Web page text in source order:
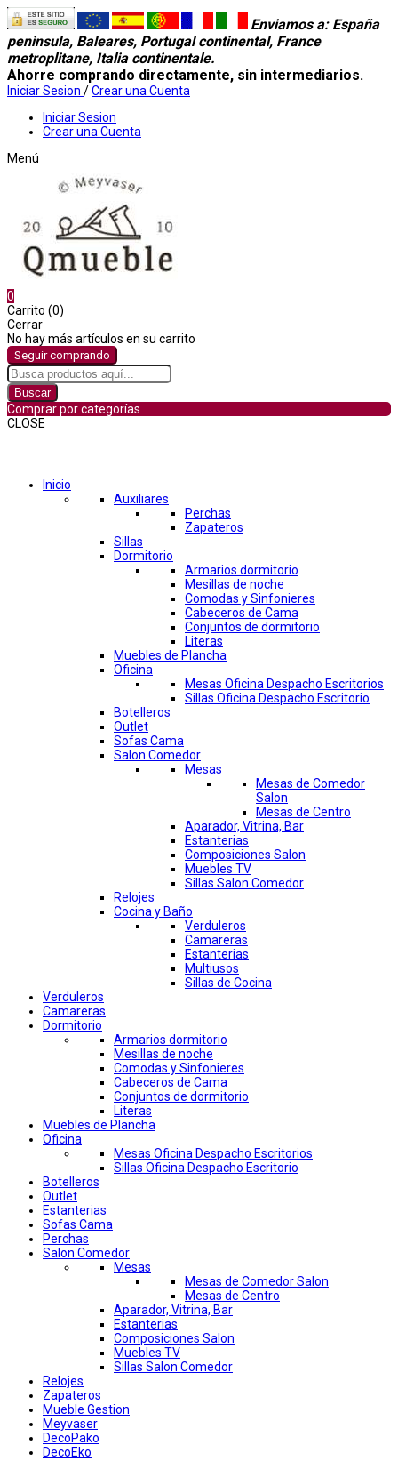
Enviamos a: España
peninsula, Baleares, Portugal continental, France
metroplitane, Italia continentale.
Ahorre comprando directamente, sin intermediarios.
Iniciar Sesion /Crear una Cuenta
Iniciar Sesion
Crear una Cuenta
Menú
0
Carrito (0)
Cerrar
No hay más artículos en su carrito
Seguir comprando
Buscar
Comprar por categorías
CLOSE
Inicio
Auxiliares
Perchas
Zapateros
Sillas
Dormitorio
Armarios dormitorio
Mesillas de noche
Comodas y Sinfonieres
Cabeceros de Cama
Conjuntos de dormitorio
Literas
Muebles de Plancha
Oficina
Mesas Oficina Despacho Escritorios
Sillas Oficina Despacho Escritorio
Botelleros
Outlet
Sofas Cama
Salon Comedor
Mesas
Mesas de Comedor
Salon
Mesas de Centro
Aparador, Vitrina, Bar
Estanterias
Composiciones Salon
Muebles TV
Sillas Salon Comedor
Relojes
Cocina y Baño
Verduleros
Camareras
Estanterias
Multiusos
Sillas de Cocina
Verduleros
Camareras
Dormitorio
Armarios dormitorio
Mesillas de noche
Comodas y Sinfonieres
Cabeceros de Cama
Conjuntos de dormitorio
Literas
Muebles de Plancha
Oficina
Mesas Oficina Despacho Escritorios
Sillas Oficina Despacho Escritorio
Botelleros
Outlet
Estanterias
Sofas Cama
Perchas
Salon Comedor
Mesas
Mesas de Comedor Salon
Mesas de Centro
Aparador, Vitrina, Bar
Estanterias
Composiciones Salon
Muebles TV
Sillas Salon Comedor
Relojes
Zapateros
Mueble Gestion
Meyvaser
DecoPako
DecoEko